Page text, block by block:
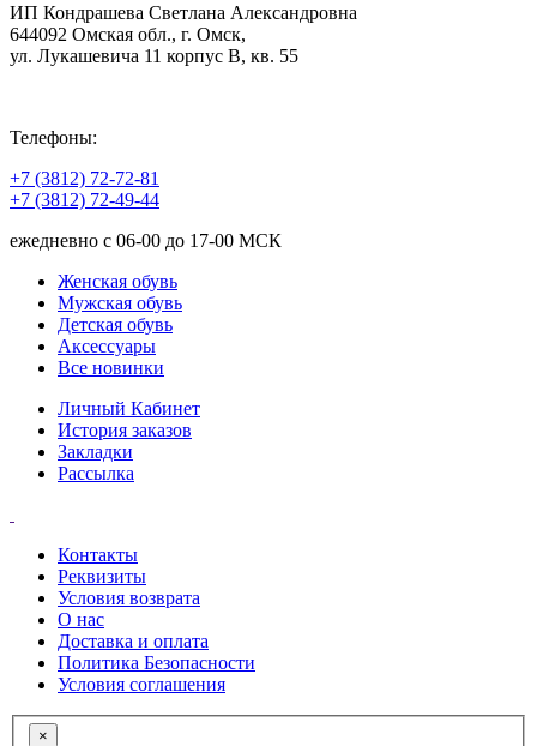
ИП Кондрашева Светлана Александровна
644092 Омская обл., г. Омск,
ул. Лукашевича 11 корпус В, кв. 55
Телефоны:
+7 (3812) 72-72-81
+7 (3812) 72-49-44
ежедневно с 06-00 до 17-00 МСК
Женская обувь
Мужская обувь
Детская обувь
Аксессуары
Все новинки
Личный Кабинет
История заказов
Закладки
Рассылка
Контакты
Реквизиты
Условия возврата
О нас
Доставка и оплата
Политика Безопасности
Условия соглашения
×